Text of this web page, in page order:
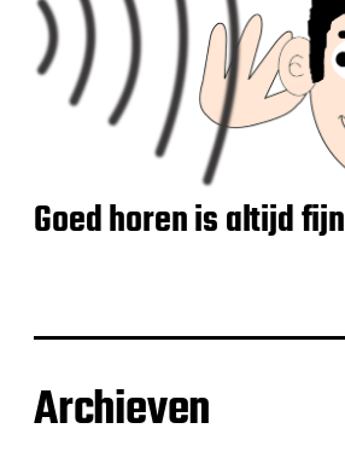
Goed horen is altijd fijn
Archieven